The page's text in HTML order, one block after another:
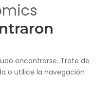
encontrarse. Trate de
o utilice la navegación